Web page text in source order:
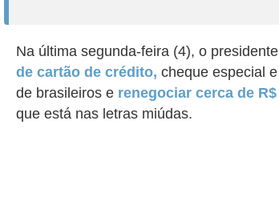
Na última segunda-feira (4), o
de cartão de crédito, cheque especial
de brasileiros e renegociar cerca de
que está nas letras miúdas.